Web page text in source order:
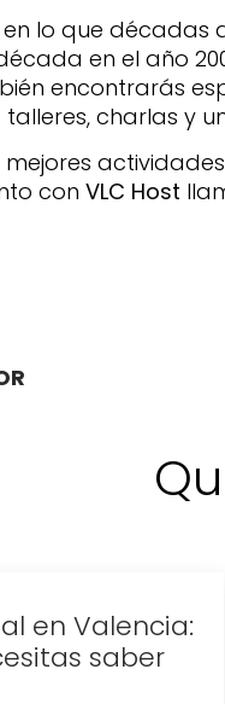
en lo que
en el año
encontrarás
talleres, charlas y
mejores
con VLC Host